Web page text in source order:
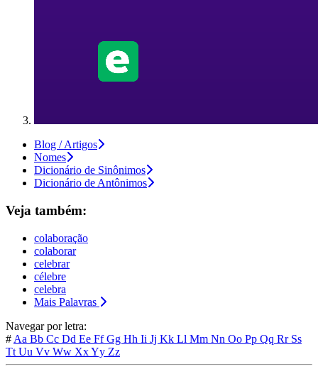
Blog / Artigos
Nomes
Dicionário de Sinônimos
Dicionário de Antônimos
Veja também:
colaboração
colaborar
celebrar
célebre
celebra
Mais Palavras
Navegar por letra:
# Aa Bb Cc Dd Ee FfGg Hh Ii Jj Kk Ll Mm Nn Oo Pp Qq Rr Ss
Tt Uu Vv Ww XxYy Zz